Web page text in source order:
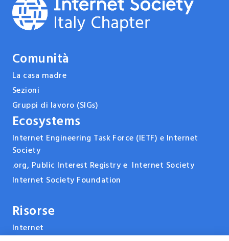
Comunità
La casa madre
Sezioni
Gruppi di lavoro (SIGs)
Ecosystems
Internet Engineering Task Force (IETF) e Internet
Society
.org, Public Interest Registry e Internet Society
Internet Society Foundation
Risorse
Internet